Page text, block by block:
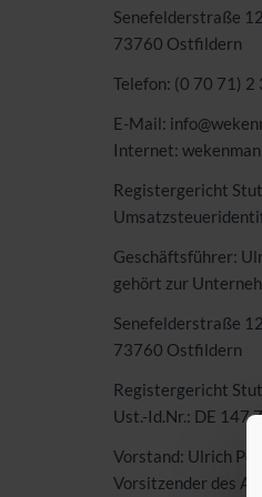
Senefelderstraße 12
73760 Ostfildern
Telefon: (0 70 71) 2
E-Mail:
Internet:
Registergericht
Geschäftsführer:
gehört zur
Senefelderstraße 12
73760 Ostfildern
Registergericht
Ust.-Id.Nr.: DE 147
Vorstand: Ulrich
Vorsitzender des